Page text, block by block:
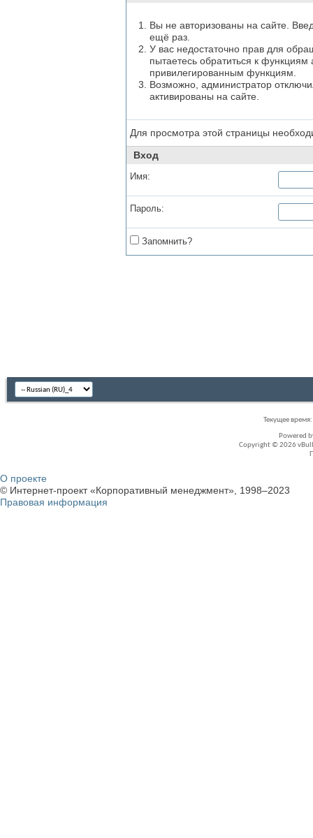
Вы не авторизованы на сайте.
ещё раз.
У вас недостаточно прав для
пытаетесь обратиться к
привилегированным функциям.
Возможно, администратор
активированы на сайте.
Для просмотра этой страницы
Вход
Имя:
Пароль:
Запомнить?
Текущее время:
Powered
Copyright © 2026
О проекте
© Интернет-проект «Корпоративный менеджмент», 1998–2023
Правовая информация